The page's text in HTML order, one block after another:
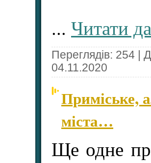
... Читати
Переглядів: 254 |
04.11.2020
Приміське,
міста…
Ще одне